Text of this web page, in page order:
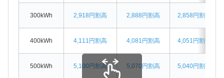
300kWh 2,918円割高 2,888円割高 2,858円割高
400kWh 4,111円割高 4,081円割高 4,051円割高
500kWh 5,100円割高 5,070円割高 5,040円割高